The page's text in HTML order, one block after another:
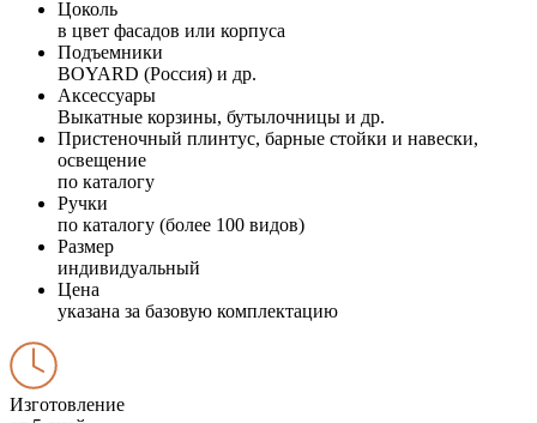
Цоколь
в цвет фасадов или корпуса
Подъемники
BOYARD (Россия) и др.
Аксессуары
Выкатные корзины, бутылочницы и др.
Пристеночный плинтус, барные стойки и навески,
освещение
по каталогу
Ручки
по каталогу (более 100 видов)
Размер
индивидуальный
Цена
указана за базовую комплектацию
Изготовление